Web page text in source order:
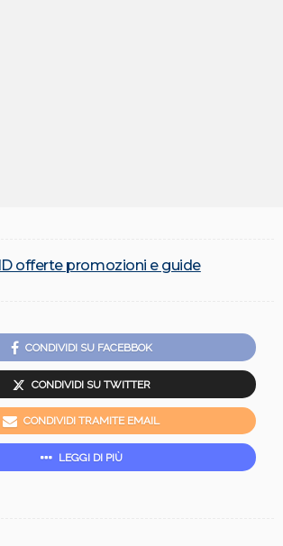
offerte promozioni e guide
CONDIVIDI SU FACEBBOK
CONDIVIDI SU TWITTER
CONDIVIDI TRAMITE EMAIL
LEGGI DI PIÙ